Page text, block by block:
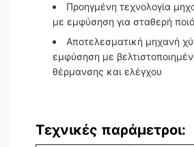
Προηγμένη τεχνολογία
με εμφύσηση για σταθερή
Αποτελεσματική μηχανή
εμφύσηση με
θέρμανσης και ελέγχου
Τεχνικές παράμετροι: